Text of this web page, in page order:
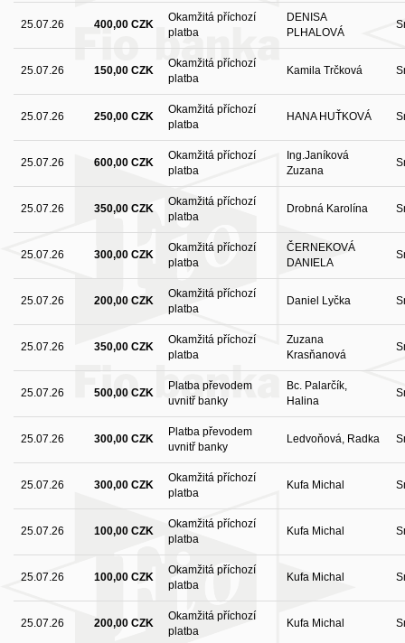
25.07.26 400,00 CZK
Okamžitá příchozí
platba
DENISA
PLHALOVÁ
25.07.26 150,00 CZK
Okamžitá příchozí
platba
Kamila Trčková
25.07.26 250,00 CZK
Okamžitá příchozí
platba
HANA HUŤKOVÁ
25.07.26 600,00 CZK
Okamžitá příchozí
platba
Ing.Janíková
Zuzana
25.07.26 350,00 CZK
Okamžitá příchozí
platba
Drobná Karolína
25.07.26 300,00 CZK
Okamžitá příchozí
platba
ČERNEKOVÁ
DANIELA
25.07.26 200,00 CZK
Okamžitá příchozí
platba
Daniel Lyčka
25.07.26 350,00 CZK
Okamžitá příchozí
platba
Zuzana
Krasňanová
25.07.26 500,00 CZK
Platba převodem
uvnitř banky
Bc. Palarčík,
Halina
25.07.26 300,00 CZK
Platba převodem
uvnitř banky
Ledvoňová, Radka
25.07.26 300,00 CZK
Okamžitá příchozí
platba
Kufa Michal
25.07.26 100,00 CZK
Okamžitá příchozí
platba
Kufa Michal
25.07.26 100,00 CZK
Okamžitá příchozí
platba
Kufa Michal
25.07.26 200,00 CZK
Okamžitá příchozí
platba
Kufa Michal